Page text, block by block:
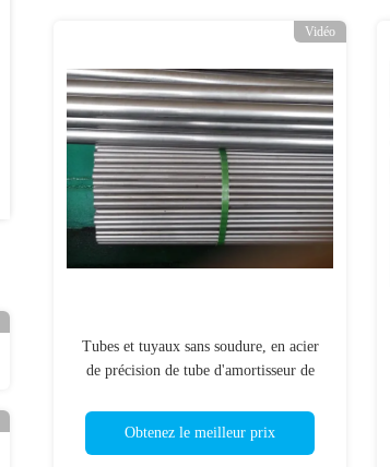
Vidéo
Tubes et tuyaux sans soudure, en acier
de précision de tube d'amortisseur de
Obtenez le meilleur prix